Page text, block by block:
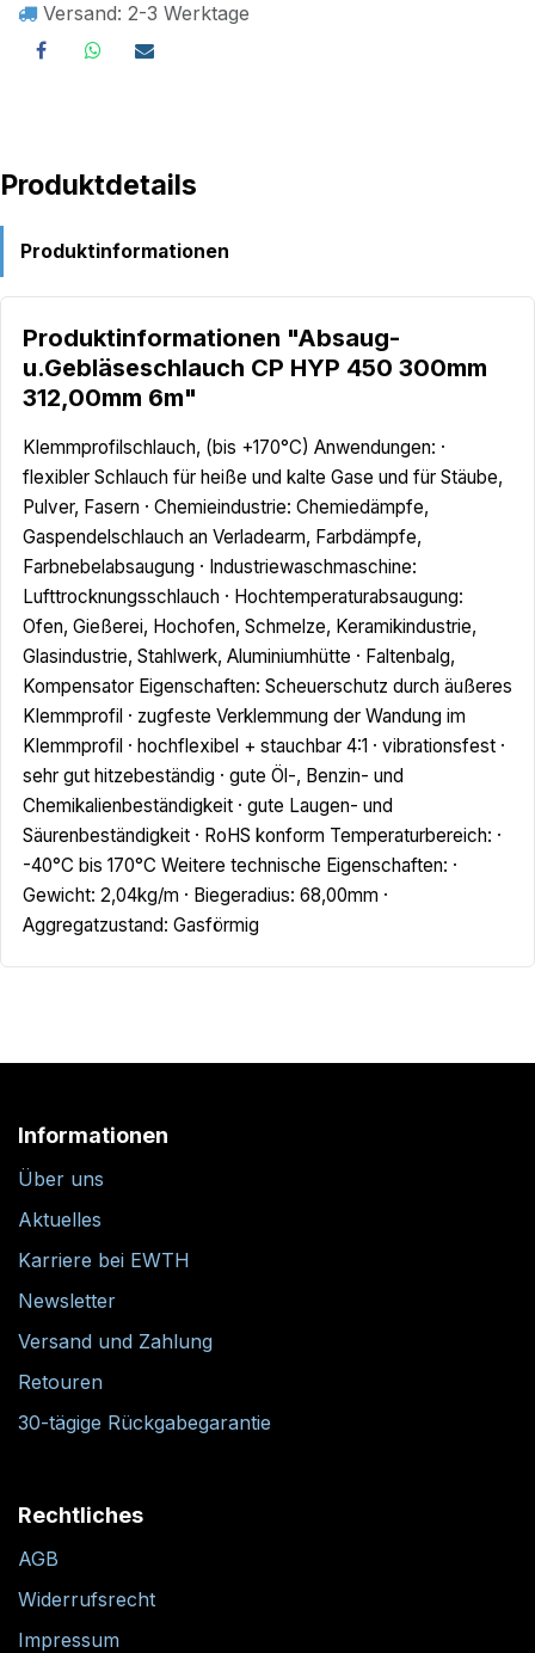
Versand: 2-3 Werktage
Produktdetails
Produktinformationen
Produktinformationen "Absaug-
u.Gebläseschlauch CP HYP 450 300mm
312,00mm 6m"
Klemmprofilschlauch, (bis +170°C) Anwendungen: ·
flexibler Schlauch für heiße und kalte Gase und für Stäube,
Pulver, Fasern · Chemieindustrie: Chemiedämpfe,
Gaspendelschlauch an Verladearm, Farbdämpfe,
Farbnebelabsaugung · Industriewaschmaschine:
Lufttrocknungsschlauch · Hochtemperaturabsaugung:
Ofen, Gießerei, Hochofen, Schmelze, Keramikindustrie,
Glasindustrie, Stahlwerk, Aluminiumhütte · Faltenbalg,
Kompensator Eigenschaften: Scheuerschutz durch äußeres
Klemmprofil · zugfeste Verklemmung der Wandung im
Klemmprofil · hochflexibel + stauchbar 4:1 · vibrationsfest ·
sehr gut hitzebeständig · gute Öl-, Benzin- und
Chemikalienbeständigkeit · gute Laugen- und
Säurenbeständigkeit · RoHS konform Temperaturbereich: ·
-40°C bis 170°C Weitere technische Eigenschaften: ·
Gewicht: 2,04kg/m · Biegeradius: 68,00mm ·
Aggregatzustand: Gasförmig
Informationen
Über uns
Aktuelles
Karriere bei EWTH
Newsletter
Versand und Zahlung
Retouren
30-tägige Rückgabegarantie
Rechtliches
AGB
Widerrufsrecht
Impressum